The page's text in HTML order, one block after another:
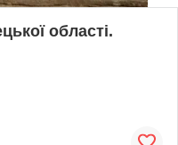
області.